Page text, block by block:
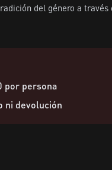
del género a
por persona
ni devolución